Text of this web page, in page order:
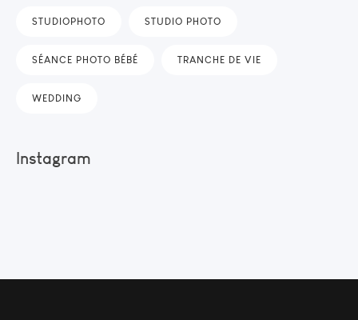
STUDIOPHOTO STUDIO PHOTO
SÉANCE PHOTO BÉBÉ TRANCHE DE VIE
WEDDING
Instagram